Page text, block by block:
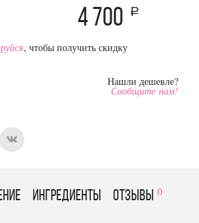
4 700 a
, чтобы получить скидку
Нашли дешевле?
Сообщите нам!
Ингредиенты отзывы 0